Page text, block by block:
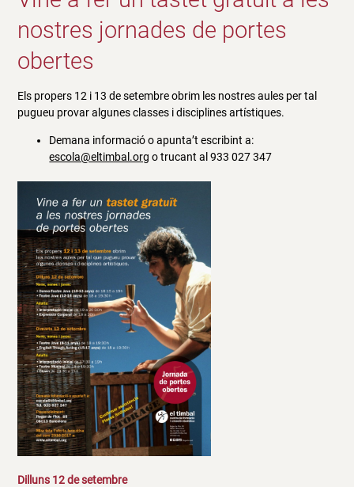
nostres jornades de portes
obertes
Els propers 12 i 13 de setembre obrim les nostres aules per tal
pugueu provar algunes classes i disciplines artístiques.
Demana informació o apunta’t escribint a:
escola@eltimbal.org o trucant al 933 027 347
Dilluns 12 de setembre